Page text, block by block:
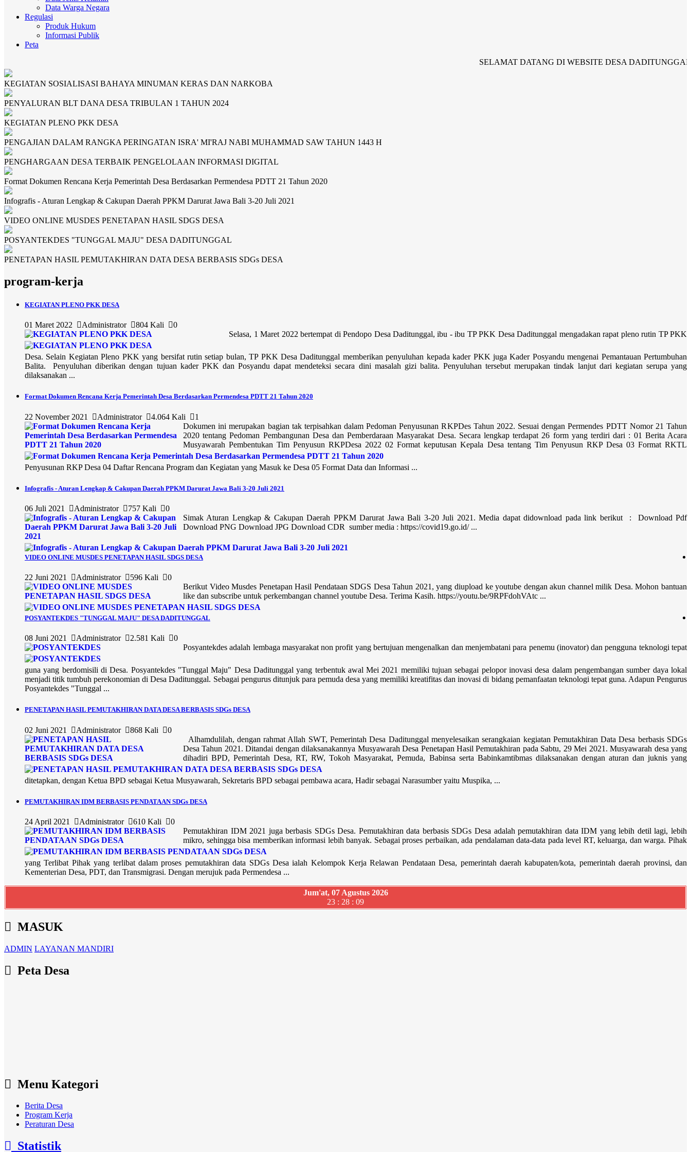
Data Warga Negara
Regulasi
Produk Hukum
Informasi Publik
Peta
SELAMAT DATANG DI WEBSITE DESA DADITUNGGAL
KEGIATAN SOSIALISASI BAHAYA MINUMAN KERAS DAN NARKOBA
PENYALURAN BLT DANA DESA TRIBULAN 1 TAHUN 2024
KEGIATAN PLENO PKK DESA
PENGAJIAN DALAM RANGKA PERINGATAN ISRA' MI'RAJ NABI MUHAMMAD SAW TAHUN 1443 H
PENGHARGAAN DESA TERBAIK PENGELOLAAN INFORMASI DIGITAL
Format Dokumen Rencana Kerja Pemerintah Desa Berdasarkan Permendesa PDTT 21 Tahun 2020
Infografis - Aturan Lengkap & Cakupan Daerah PPKM Darurat Jawa Bali 3-20 Juli 2021
VIDEO ONLINE MUSDES PENETAPAN HASIL SDGS DESA
POSYANTEKDES "TUNGGAL MAJU" DESA DADITUNGGAL
PENETAPAN HASIL PEMUTAKHIRAN DATA DESA BERBASIS SDGs DESA
program-kerja
KEGIATAN PLENO PKK DESA
01 Maret 2022 Administrator 804 Kali
0
Selasa, 1 Maret 2022 bertempat di Pendopo Desa Daditunggal, ibu - ibu TP PKK Desa Daditunggal mengadakan rapat pleno rutin TP PKK
Desa. Selain Kegiatan Pleno PKK yang bersifat rutin setiap bulan, TP PKK Desa Daditunggal memberikan penyuluhan kepada kader PKK juga Kader Posyandu mengenai Pemantauan Pertumbuhan
Balita. Penyuluhan diberikan dengan tujuan kader PKK dan Posyandu dapat mendeteksi secara dini masalah gizi balita. Penyuluhan tersebut merupakan tindak lanjut dari kegiatan serupa yang
dilaksanakan ...
Format Dokumen Rencana Kerja Pemerintah Desa Berdasarkan Permendesa PDTT 21 Tahun 2020
22 November 2021 Administrator 4.064 Kali
1
Dokumen ini merupakan bagian tak terpisahkan dalam Pedoman Penyusunan RKPDes Tahun 2022. Sesuai dengan Permendes PDTT Nomor 21 Tahun
2020 tentang Pedoman Pembangunan Desa dan Pemberdaraan Masyarakat Desa. Secara lengkap terdapat 26 form yang terdiri dari : 01 Berita Acara
Musyawarah Pembentukan Tim Penyusun RKPDesa 2022 02 Format keputusan Kepala Desa tentang Tim Penyusun RKP Desa 03 Format RKTL
Penyusunan RKP Desa 04 Daftar Rencana Program dan Kegiatan yang Masuk ke Desa 05 Format Data dan Informasi ...
Infografis - Aturan Lengkap & Cakupan Daerah PPKM Darurat Jawa Bali 3-20 Juli 2021
06 Juli 2021 Administrator 757 Kali
0
Simak Aturan Lengkap & Cakupan Daerah PPKM Darurat Jawa Bali 3-20 Juli 2021. Media dapat didownload pada link berikut : Download Pdf
Download PNG Download JPG Download CDR sumber media : https://covid19.go.id/ ...
VIDEO ONLINE MUSDES PENETAPAN HASIL SDGS DESA
22 Juni 2021 Administrator 596 Kali
0
Berikut Video Musdes Penetapan Hasil Pendataan SDGS Desa Tahun 2021, yang diupload ke youtube dengan akun channel milik Desa. Mohon bantuan
like dan subscribe untuk perkembangan channel youtube Desa. Terima Kasih. https://youtu.be/9RPFdohVAtc ...
POSYANTEKDES "TUNGGAL MAJU" DESA DADITUNGGAL
08 Juni 2021 Administrator 2.581 Kali
0
Posyantekdes adalah lembaga masyarakat non profit yang bertujuan mengenalkan dan menjembatani para penemu (inovator) dan pengguna teknologi tepat
guna yang berdomisili di Desa. Posyantekdes "Tunggal Maju" Desa Daditunggal yang terbentuk awal Mei 2021 memiliki tujuan sebagai pelopor inovasi desa dalam pengembangan sumber daya lokal
menjadi titik tumbuh perekonomian di Desa Daditunggal. Sebagai pengurus ditunjuk para pemuda desa yang memiliki kreatifitas dan inovasi di bidang pemanfaatan teknologi tepat guna. Adapun Pengurus
Posyantekdes "Tunggal ...
PENETAPAN HASIL PEMUTAKHIRAN DATA DESA BERBASIS SDGs DESA
02 Juni 2021 Administrator 868 Kali
0
Alhamdulilah, dengan rahmat Allah SWT, Pemerintah Desa Daditunggal menyelesaikan serangkaian kegiatan Pemutakhiran Data Desa berbasis SDGs
Desa Tahun 2021. Ditandai dengan dilaksanakannya Musyawarah Desa Penetapan Hasil Pemutakhiran pada Sabtu, 29 Mei 2021. Musyawarah desa yang
dihadiri BPD, Pemerintah Desa, RT, RW, Tokoh Masyarakat, Pemuda, Babinsa serta Babinkamtibmas dilaksanakan dengan aturan dan juknis yang
ditetapkan, dengan Ketua BPD sebagai Ketua Musyawarah, Sekretaris BPD sebagai pembawa acara, Hadir sebagai Narasumber yaitu Muspika, ...
PEMUTAKHIRAN IDM BERBASIS PENDATAAN SDGs DESA
24 April 2021 Administrator 610 Kali
0
Pemutakhiran IDM 2021 juga berbasis SDGs Desa. Pemutakhiran data berbasis SDGs Desa adalah pemutakhiran data IDM yang lebih detil lagi, lebih
mikro, sehingga bisa memberikan informasi lebih banyak. Sebagai proses perbaikan, ada pendalaman data-data pada level RT, keluarga, dan warga. Pihak
yang Terlibat Pihak yang terlibat dalam proses pemutakhiran data SDGs Desa ialah Kelompok Kerja Relawan Pendataan Desa, pemerintah daerah kabupaten/kota, pemerintah daerah provinsi, dan
Kementerian Desa, PDT, dan Transmigrasi. Dengan merujuk pada Permendesa ...
Jum'at, 07 Agustus 2026
23 : 28 : 10
MASUK
ADMIN LAYANAN MANDIRI
Peta Desa
Menu Kategori
Berita Desa
Program Kerja
Peraturan Desa
Statistik